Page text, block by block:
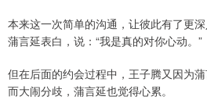
本来这一次简单的沟通，让彼此有了更
蒲言延表白，说：“我是真的对你心动。”
但在后面的约会过程中，王子腾又因为
而大闹分歧，蒲言延也觉得心累。